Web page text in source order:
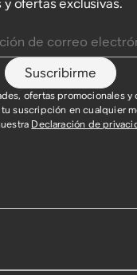
ofertas exclusivas.
Suscribirme
ofertas promocionales y
suscripción en cualquier
Declaración de